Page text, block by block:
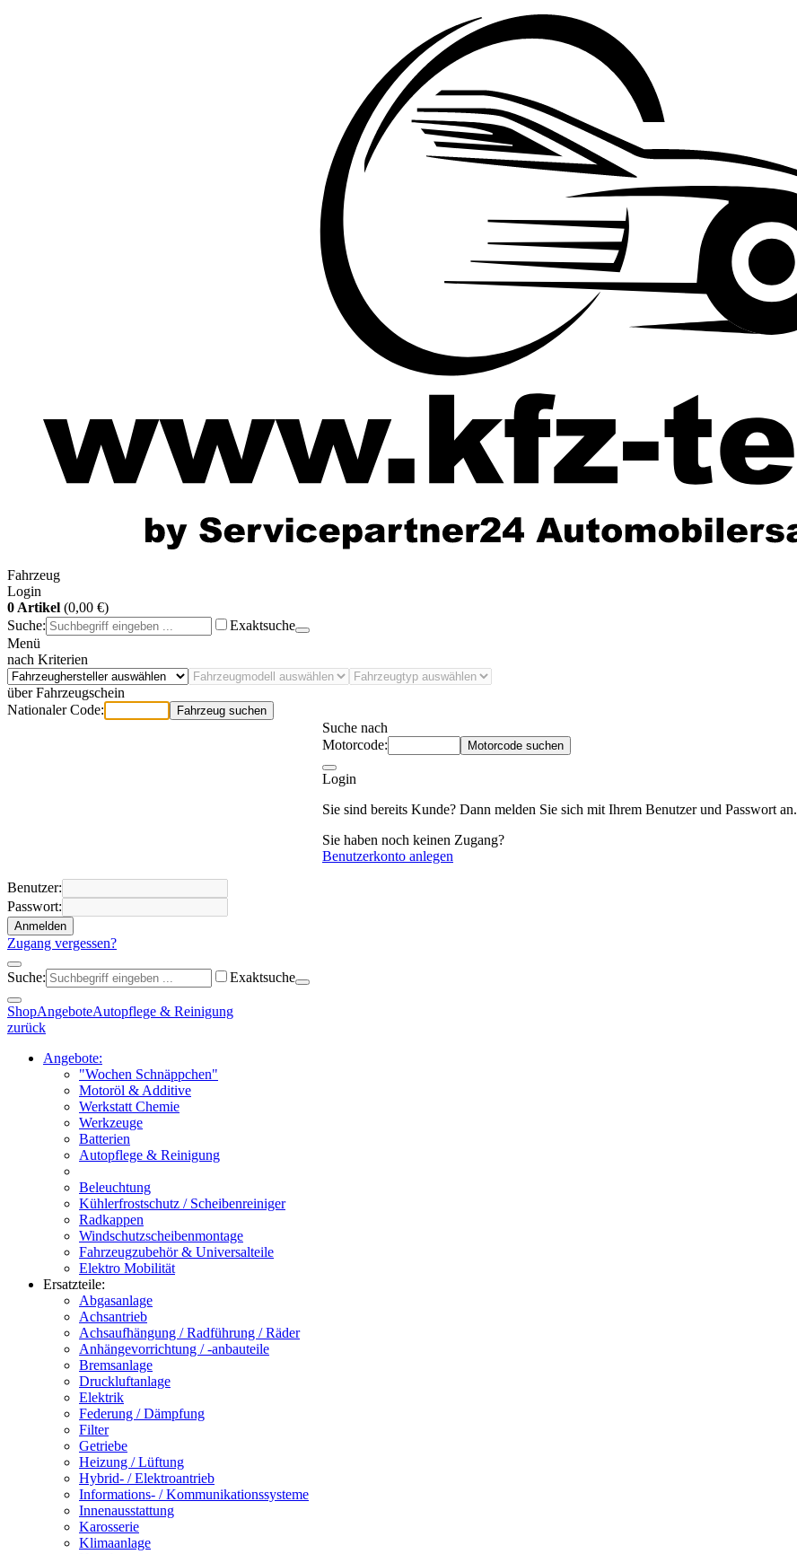
Fahrzeug
Login
0 Artikel (0,00 €)
Suche:
Exaktsuche
Menü
nach Kriterien
über Fahrzeugschein
Nationaler Code:
Fahrzeug suchen
Suche nach
Motorcode:
Motorcode suchen
Login
Sie sind bereits Kunde? Dann melden Sie sich mit Ihrem Benutzer und Passwort an.
Sie haben noch keinen Zugang?
Benutzerkonto anlegen
Benutzer:
Passwort:
Anmelden
Zugang vergessen?
Suche: Exaktsuche
ShopAngeboteAutopflege & Reinigung
zurück
Angebote:
"Wochen Schnäppchen"
Motoröl & Additive
Werkstatt Chemie
Werkzeuge
Batterien
Autopflege & Reinigung
Beleuchtung
Kühlerfrostschutz / Scheibenreiniger
Radkappen
Windschutzscheibenmontage
Fahrzeugzubehör & Universalteile
Elektro Mobilität
Ersatzteile:
Abgasanlage
Achsantrieb
Achsaufhängung / Radführung / Räder
Anhängevorrichtung / -anbauteile
Bremsanlage
Druckluftanlage
Elektrik
Federung / Dämpfung
Filter
Getriebe
Heizung / Lüftung
Hybrid- / Elektroantrieb
Informations- / Kommunikationssysteme
Innenausstattung
Karosserie
Klimaanlage